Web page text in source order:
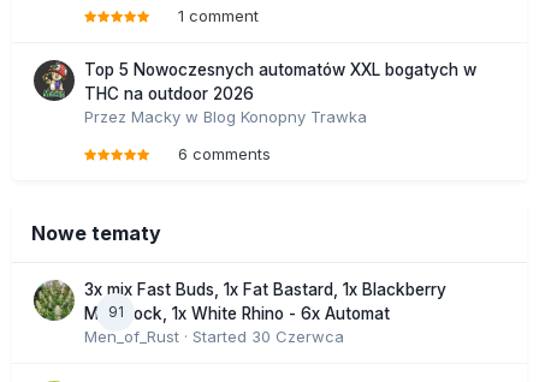
1 comment
Top 5 Nowoczesnych automatów XXL bogatych w
THC na outdoor 2026
Przez Macky w Blog Konopny Trawka
6 comments
Nowe tematy
91
3x mix Fast Buds, 1x Fat Bastard, 1x Blackberry
Moonrock, 1x White Rhino - 6x Automat
Men_of_Rust · Started 30 Czerwca